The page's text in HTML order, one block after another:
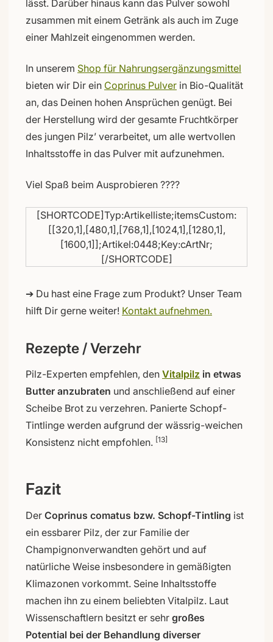
lässt. Darüber hinaus kann das Pulver sowohl
zusammen mit einem Getränk als auch im Zuge
einer Mahlzeit eingenommen werden.
In unserem Shop für Nahrungsergänzungsmittel
bieten wir Dir ein Coprinus Pulver in Bio-Qualität
an, das Deinen hohen Ansprüchen genügt. Bei
der Herstellung wird der gesamte Fruchtkörper
des jungen Pilz’ verarbeitet, um alle wertvollen
Inhaltsstoffe in das Pulver mit aufzunehmen.
Viel Spaß beim Ausprobieren ????
[SHORTCODE]Typ:Artikelliste;itemsCustom:
[[320,1],[480,1],[768,1],[1024,1],[1280,1],
[1600,1]];Artikel:0448;Key:cArtNr;
[/SHORTCODE]
➔ Du hast eine Frage zum Produkt? Unser Team
hilft Dir gerne weiter! Kontakt aufnehmen.
Rezepte / Verzehr
Pilz-Experten empfehlen, den Vitalpilz in etwas
Butter anzubraten und anschließend auf einer
Scheibe Brot zu verzehren. Panierte Schopf-
Tintlinge werden aufgrund der wässrig-weichen
Konsistenz nicht empfohlen. [13]
Fazit
Der Coprinus comatus bzw. Schopf-Tintling ist
ein essbarer Pilz, der zur Familie der
Champignonverwandten gehört und auf
natürliche Weise insbesondere in gemäßigten
Klimazonen vorkommt. Seine Inhaltsstoffe
machen ihn zu einem beliebten Vitalpilz. Laut
Wissenschaftlern besitzt er sehr großes
Potential bei der Behandlung diverser